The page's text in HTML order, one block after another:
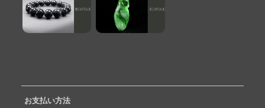
お支払い方法